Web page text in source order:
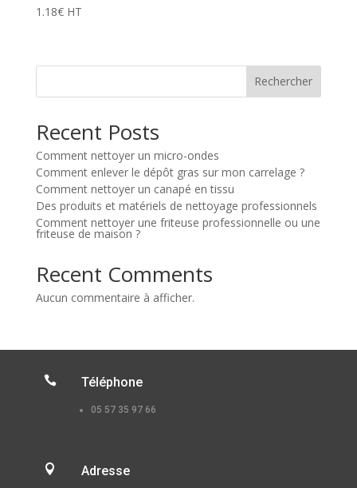
1.18€ HT
Rechercher
Recent Posts
Comment nettoyer un micro-ondes
Comment enlever le dépôt gras sur mon carrelage ?
Comment nettoyer un canapé en tissu
Des produits et matériels de nettoyage professionnels
Comment nettoyer une friteuse professionnelle ou une
friteuse de maison ?
Recent Comments
Aucun commentaire à afficher.
 Téléphone
05 57 35 97 66
 Adresse